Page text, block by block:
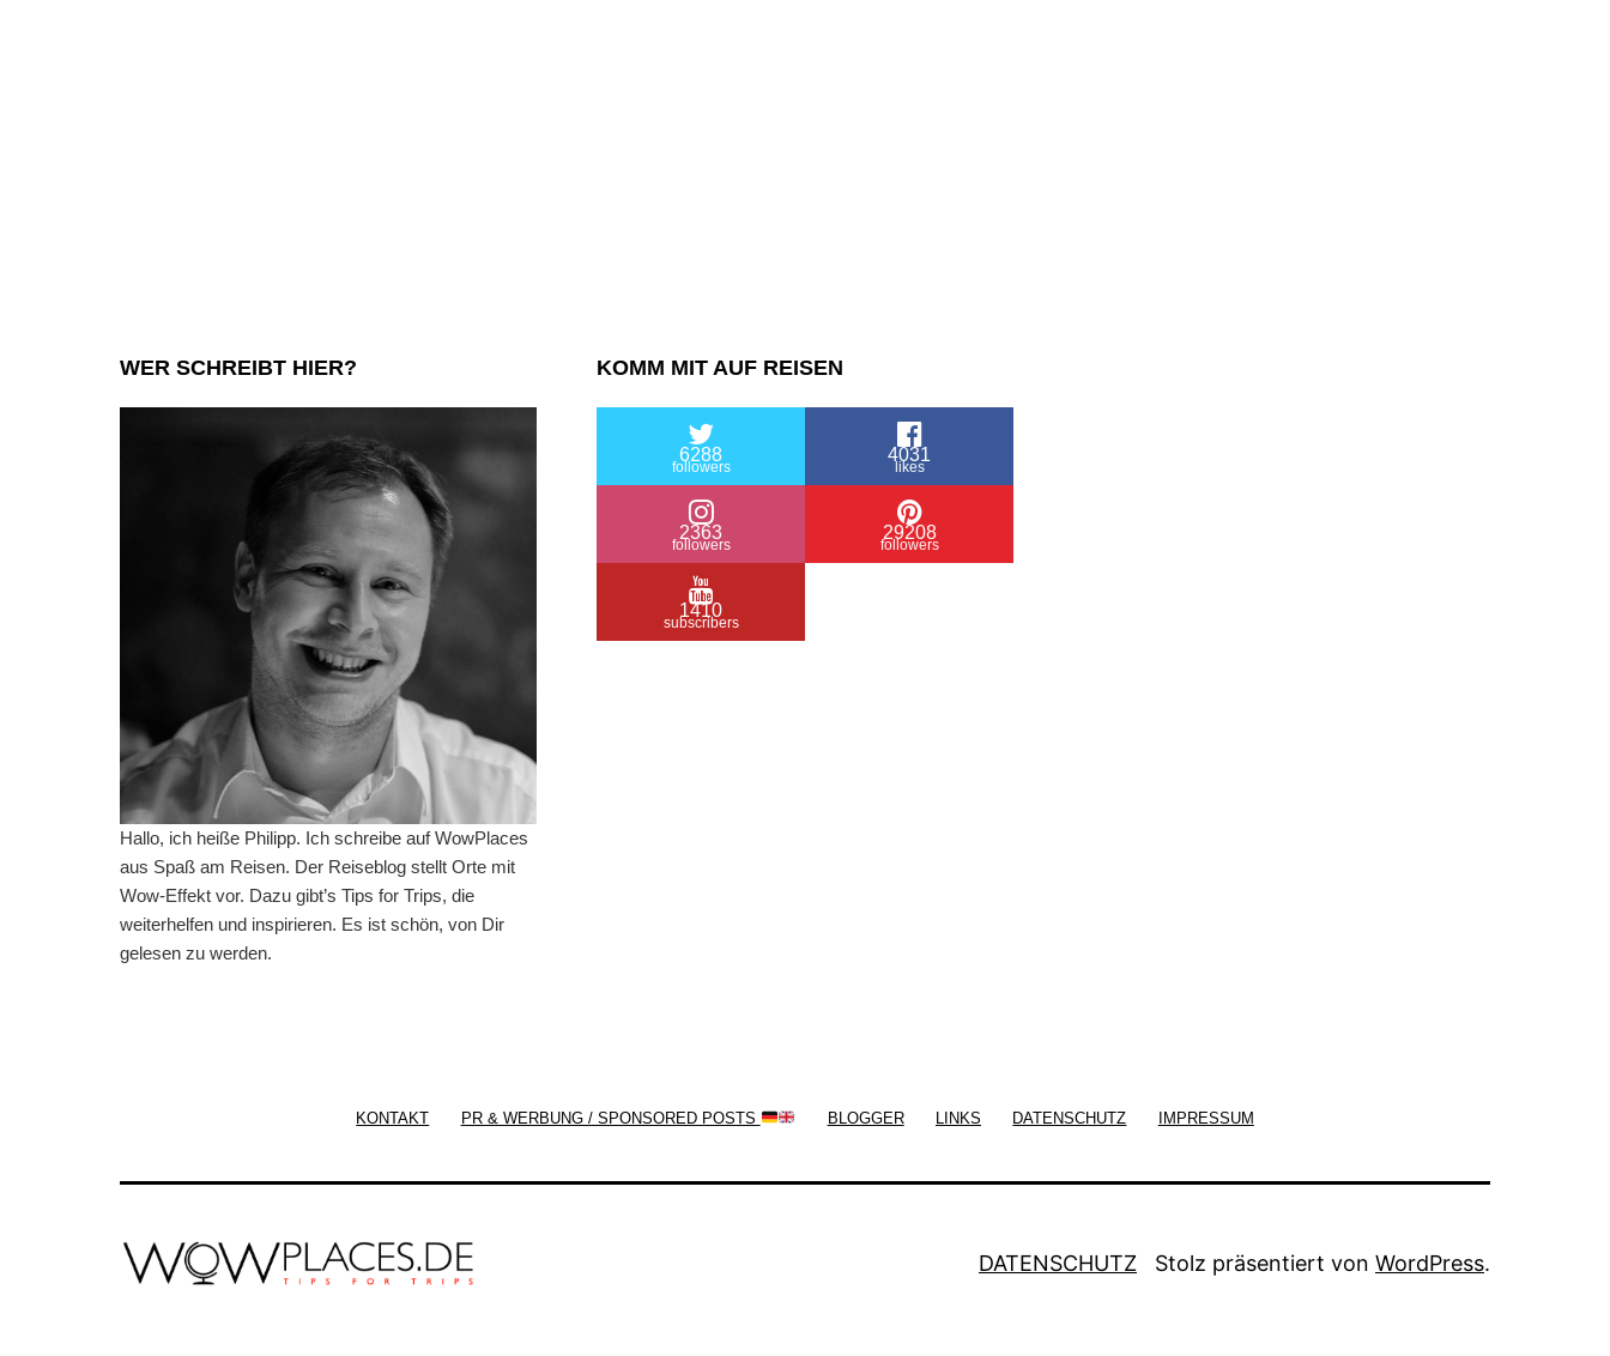
WER SCHREIBT HIER?
Hallo, ich heiße Philipp. Ich schreibe auf WowPlaces
aus Spaß am Reisen. Der Reiseblog stellt Orte mit
Wow-Effekt vor. Dazu gibt’s Tips for Trips, die
weiterhelfen und inspirieren. Es ist schön, von Dir
gelesen zu werden.
KOMM MIT AUF REISEN
6288
followers
4031
likes
2363
followers
29208
followers
1410
subscribers
KONTAKT PR & WERBUNG / SPONSORED POSTS BLOGGER LINKS DATENSCHUTZ IMPRESSUM
DATENSCHUTZ Stolz präsentiert von WordPress.